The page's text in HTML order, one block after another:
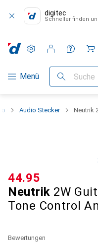
digitec
Schneller finden
Navigation nach Kategorien
Menü Suche
Einstellungen
Kundenkonto
Vergleichslisten
Merklisten
Warenkorb
Audio Stecker Neutrik
Neutrik 2W
Tone Control
CHF
44.95
Bewertungen